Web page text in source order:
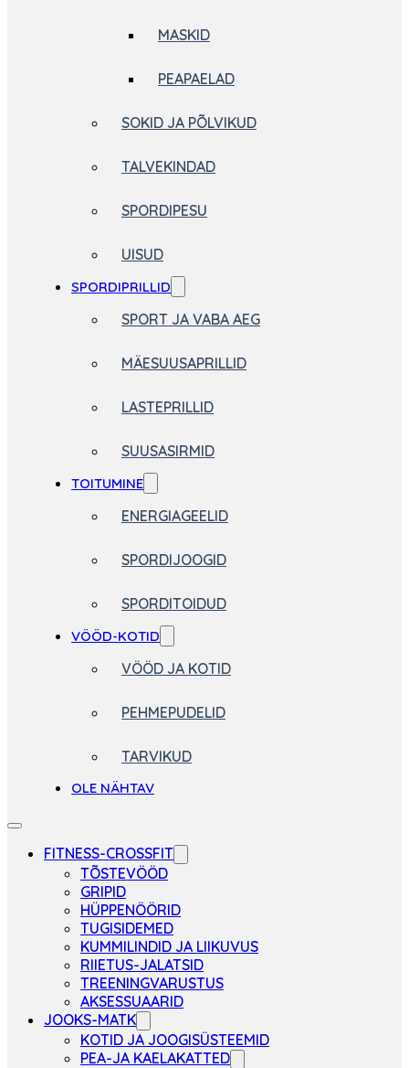
MASKID
PEAPAELAD
SOKID JA PÕLVIKUD
TALVEKINDAD
SPORDIPESU
UISUD
SPORDIPRILLID
SPORT JA VABA AEG
MÄESUUSAPRILLID
LASTEPRILLID
SUUSASIRMID
TOITUMINE
ENERGIAGEELID
SPORDIJOOGID
SPORDITOIDUD
VÖÖD-KOTID
VÖÖD JA KOTID
PEHMEPUDELID
TARVIKUD
OLE NÄHTAV
FITNESS-CROSSFIT
TÕSTEVÖÖD
GRIPID
HÜPPENÖÖRID
TUGISIDEMED
KUMMILINDID JA LIIKUVUS
RIIETUS-JALATSID
TREENINGVARUSTUS
AKSESSUAARID
JOOKS-MATK
KOTID JA JOOGISÜSTEEMID
PEA-JA KAELAKATTED